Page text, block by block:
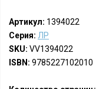
Артикул: 1394022
Серия: ЛР
SKU: VV1394022
ISBN: 9785227102010